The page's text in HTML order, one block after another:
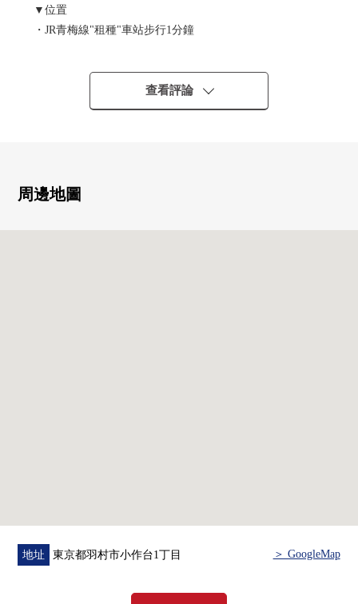
▼位置
・JR青梅線"租種"車站步行1分鐘
▼Mansion的特徴
・12層的Mansion的頂樓
・"租種"車站步行1分鐘的良好地理位置
・關於頂樓邊間，陽光、通風、風景良好
查看評論
周邊地圖
地址 東京都羽村市小作台1丁目 ＞ GoogleMap